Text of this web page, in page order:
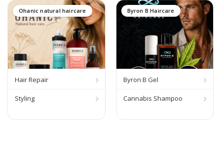
Ohanic natural haircare
Hair Repair
Styling
Byron B Haircare
Byron B Gel
Cannabis Shampoo